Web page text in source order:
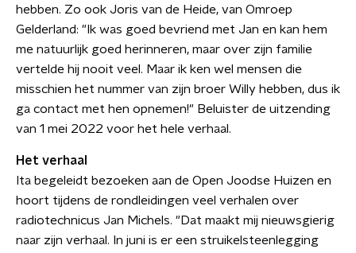
hebben. Zo ook Joris van de Heide, van Omroep
Gelderland: "Ik was goed bevriend met Jan en kan hem
me natuurlijk goed herinneren, maar over zijn familie
vertelde hij nooit veel. Maar ik ken wel mensen die
misschien het nummer van zijn broer Willy hebben, dus ik
ga contact met hen opnemen!" Beluister de uitzending
van 1 mei 2022 voor het hele verhaal.
Het verhaal
Ita begeleidt bezoeken aan de Open Joodse Huizen en
hoort tijdens de rondleidingen veel verhalen over
radiotechnicus Jan Michels. "Dat maakt mij nieuwsgierig
naar zijn verhaal. In juni is er een struikelsteenlegging